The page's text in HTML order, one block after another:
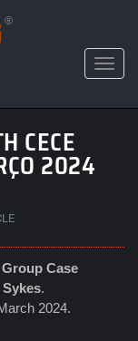
CECE
2024
Group Case
Sykes.
2024.